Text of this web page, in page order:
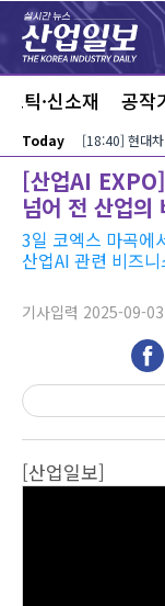
본문 바로가기
틱·신소재 공작
Today [18:40] 현대차
[산업AI
넘어 전 산업의
3일 코엑스 마곡에
산업AI 관련 비즈
기사입력 2025-09-
[산업일보]